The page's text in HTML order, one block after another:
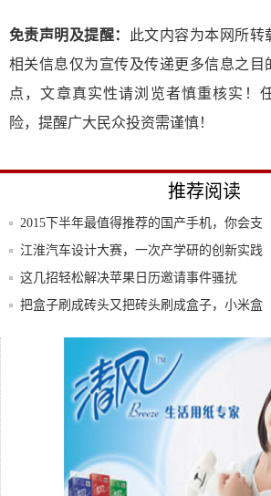
免责声明及提醒：
此文内容为本网所转
相关信息仅为宣传及传递更多信息之目
点，文章真实性请浏览者慎重核实！
险，提醒广大民众投资需谨慎！
推荐阅读
2015下半年最值得推荐的国产手机，你会支
持
江淮汽车设计大赛，一次产学研的创新实践
这几招轻松解决苹果日历邀请事件骚扰
把盒子刷成砖头又把砖头刷成盒子，小米盒
360儿童手表8X评测： IPX8防水+超强